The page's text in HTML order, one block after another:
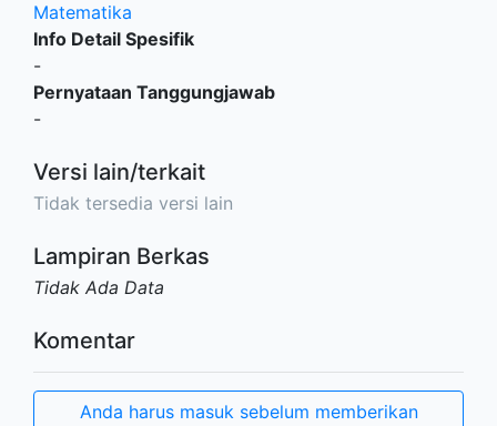
Matematika
Info Detail Spesifik
-
Pernyataan Tanggungjawab
-
Versi lain/terkait
Tidak tersedia versi lain
Lampiran Berkas
Tidak Ada Data
Komentar
Anda harus masuk sebelum memberikan